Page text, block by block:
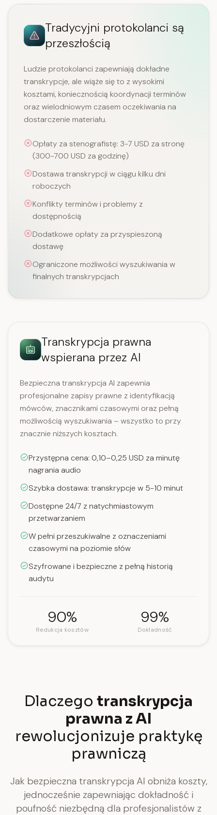
Tradycyjni protokolanci są
przeszłością
Ludzie protokolanci zapewniają dokładne
transkrypcje, ale wiąże się to z wysokimi
kosztami, koniecznością koordynacji terminów
oraz wielodniowym czasem oczekiwania na
dostarczenie materiału.
Opłaty za stenografistę: 3-7 USD za stronę
(300-700 USD za godzinę)
Dostawa transkrypcji w ciągu kilku dni
roboczych
Konflikty terminów i problemy z
dostępnością
Dodatkowe opłaty za przyspieszoną
dostawę
Ograniczone możliwości wyszukiwania w
finalnych transkrypcjach
Transkrypcja prawna
wspierana przez AI
Bezpieczna transkrypcja AI zapewnia
profesjonalne zapisy prawne z identyfikacją
mówców, znacznikami czasowymi oraz pełną
możliwością wyszukiwania – wszystko to przy
znacznie niższych kosztach.
Przystępna cena: 0,10–0,25 USD za minutę
nagrania audio
Szybka dostawa: transkrypcje w 5-10 minut
Dostępne 24/7 z natychmiastowym
przetwarzaniem
W pełni przeszukiwalne z oznaczeniami
czasowymi na poziomie słów
Szyfrowane i bezpieczne z pełną historią
audytu
90%
Redukcja kosztów
99%
Dokładność
Dlaczego transkrypcja
prawna z AI
rewolucjonizuje praktykę
prawniczą
Jak bezpieczna transkrypcja AI obniża koszty,
jednocześnie zapewniając dokładność i
poufność niezbędną dla profesjonalistów z